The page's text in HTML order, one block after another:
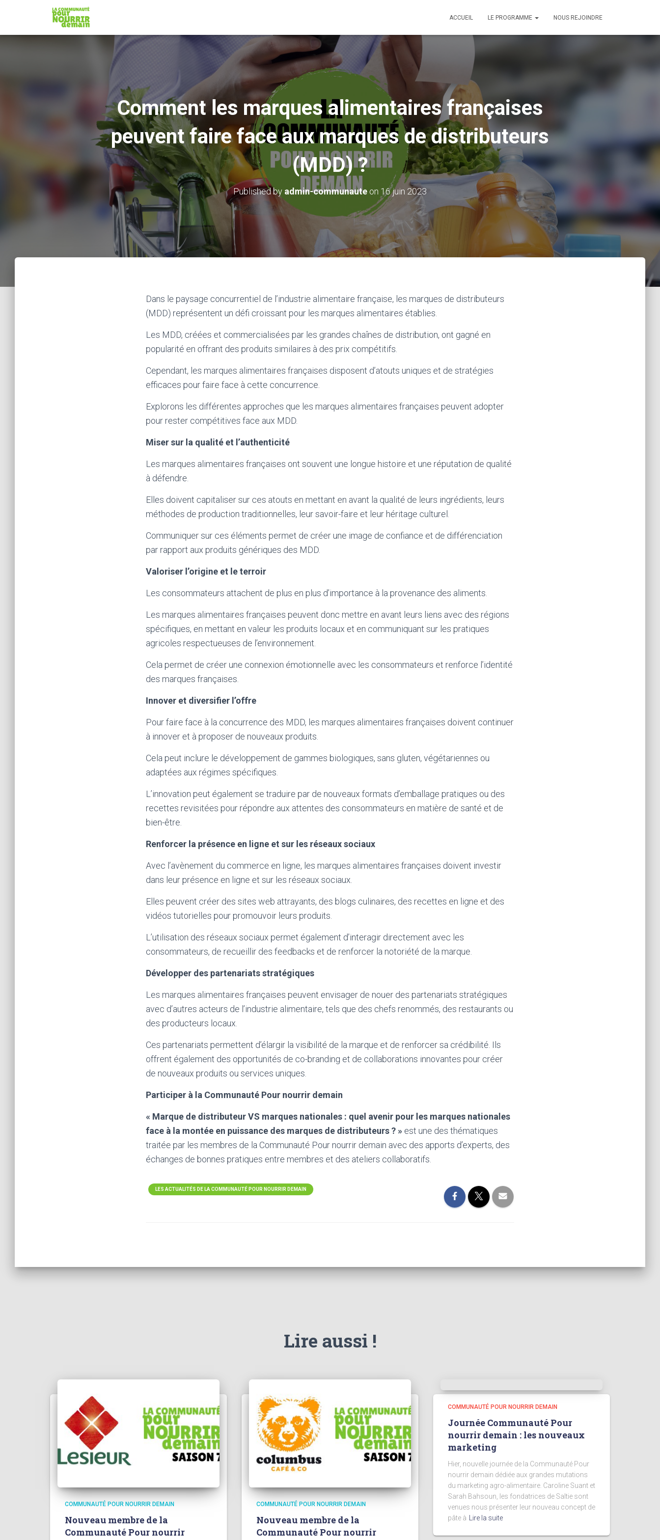
ACCUEIL LE PROGRAMME NOUS REJOINDRE
Comment les marques alimentaires françaises
peuvent faire face aux marques de distributeurs
(MDD) ?
Published by admin-communaute on 16 juin 2023
Dans le paysage concurrentiel de l’industrie alimentaire française, les marques de distributeurs
(MDD) représentent un défi croissant pour les marques alimentaires établies.
Les MDD, créées et commercialisées par les grandes chaînes de distribution, ont gagné en
popularité en offrant des produits similaires à des prix compétitifs.
Cependant, les marques alimentaires françaises disposent d’atouts uniques et de stratégies
efficaces pour faire face à cette concurrence.
Explorons les différentes approches que les marques alimentaires françaises peuvent adopter
pour rester compétitives face aux MDD.
Miser sur la qualité et l’authenticité
Les marques alimentaires françaises ont souvent une longue histoire et une réputation de qualité
à défendre.
Elles doivent capitaliser sur ces atouts en mettant en avant la qualité de leurs ingrédients, leurs
méthodes de production traditionnelles, leur savoir-faire et leur héritage culturel.
Communiquer sur ces éléments permet de créer une image de confiance et de différenciation
par rapport aux produits génériques des MDD.
Valoriser l’origine et le terroir
Les consommateurs attachent de plus en plus d’importance à la provenance des aliments.
Les marques alimentaires françaises peuvent donc mettre en avant leurs liens avec des régions
spécifiques, en mettant en valeur les produits locaux et en communiquant sur les pratiques
agricoles respectueuses de l’environnement.
Cela permet de créer une connexion émotionnelle avec les consommateurs et renforce l’identité
des marques françaises.
Innover et diversifier l’offre
Pour faire face à la concurrence des MDD, les marques alimentaires françaises doivent continuer
à innover et à proposer de nouveaux produits.
Cela peut inclure le développement de gammes biologiques, sans gluten, végétariennes ou
adaptées aux régimes spécifiques.
L’innovation peut également se traduire par de nouveaux formats d’emballage pratiques ou des
recettes revisitées pour répondre aux attentes des consommateurs en matière de santé et de
bien-être.
Renforcer la présence en ligne et sur les réseaux sociaux
Avec l’avènement du commerce en ligne, les marques alimentaires françaises doivent investir
dans leur présence en ligne et sur les réseaux sociaux.
Elles peuvent créer des sites web attrayants, des blogs culinaires, des recettes en ligne et des
vidéos tutorielles pour promouvoir leurs produits.
L’utilisation des réseaux sociaux permet également d’interagir directement avec les
consommateurs, de recueillir des feedbacks et de renforcer la notoriété de la marque.
Développer des partenariats stratégiques
Les marques alimentaires françaises peuvent envisager de nouer des partenariats stratégiques
avec d’autres acteurs de l’industrie alimentaire, tels que des chefs renommés, des restaurants ou
des producteurs locaux.
Ces partenariats permettent d’élargir la visibilité de la marque et de renforcer sa crédibilité. Ils
offrent également des opportunités de co-branding et de collaborations innovantes pour créer
de nouveaux produits ou services uniques.
Participer à la Communauté Pour nourrir demain
« Marque de distributeur VS marques nationales : quel avenir pour les marques nationales
face à la montée en puissance des marques de distributeurs ? » est une des thématiques
traitée par les membres de la Communauté Pour nourrir demain avec des apports d’experts, des
échanges de bonnes pratiques entre membres et des ateliers collaboratifs.
LES ACTUALITÉS DE LA COMMUNAUTÉ POUR NOURRIR DEMAIN
Lire aussi !
COMMUNAUTÉ POUR NOURRIR DEMAIN
Nouveau membre de la
Communauté Pour nourrir
COMMUNAUTÉ POUR NOURRIR DEMAIN
Nouveau membre de la
Communauté Pour nourrir
COMMUNAUTÉ POUR NOURRIR DEMAIN
Journée Communauté Pour
nourrir demain : les nouveaux
marketing
Hier, nouvelle journée de la Communauté Pour
nourrir demain dédiée aux grandes mutations
du marketing agro-alimentaire. Caroline Suant et
Sarah Bahsoun, les fondatrices de Saltie sont
venues nous présenter leur nouveau concept de
pâte à
Lire la suite